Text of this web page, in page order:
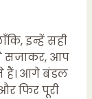
इन्हें सही
सजाकर, आप
हैं। आगे बंडल
फिर पूरी